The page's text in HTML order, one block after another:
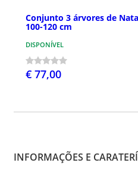
Conjunto 3 árvores de
100-120 cm
DISPONÍVEL
€ 77,00
INFORMAÇÕES E